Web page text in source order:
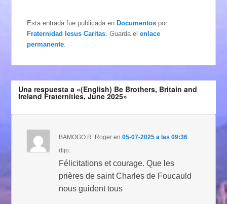
Esta entrada fue publicada enDocumentos por
Fraternidad Iesus Caritas . Guarda elenlace
permanente
Una respuesta a «(English) Be Brothers, Britain and
Ireland Fraternities, June 2025»
BAMOGO R. Roger en05-07-2025 a las 09:36
dijo:
Félicitations et courage. Que les
prières de saint Charles de Foucauld
nous guident tous